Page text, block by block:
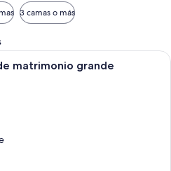
3 camas o más
Una habitación de hotel con una
matrimonio grande